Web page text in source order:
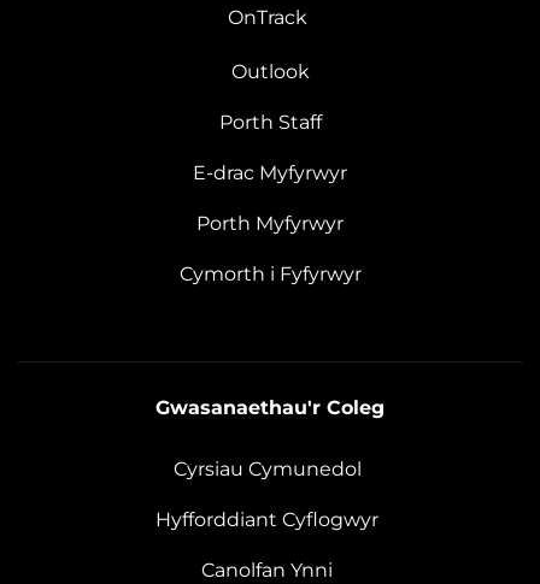
OnTrack
Outlook
Porth Staff
E-drac Myfyrwyr
Porth Myfyrwyr
Cymorth i Fyfyrwyr
Gwasanaethau'r Coleg
Cyrsiau Cymunedol
Hyfforddiant Cyflogwyr
Canolfan Ynni